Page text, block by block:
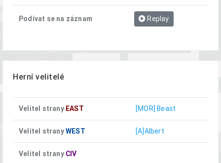
Podívat se na záznam Replay
Herní velitelé
Velitel strany EAST [MOR] Beast
Velitel stranyWEST [A]Albert
Velitel strany CIV